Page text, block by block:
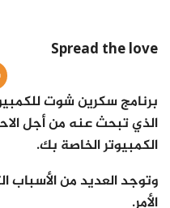
Spread the love
برنامج سكرين شوت
الذي تبحث عنه من أجل
الكمبيوتر الخاصة بك.
وتوجد العديد من الأسباب
الأمر.